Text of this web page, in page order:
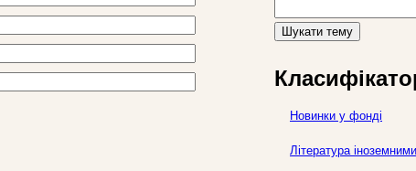
Шукати тему
Новинки у фонді
Література